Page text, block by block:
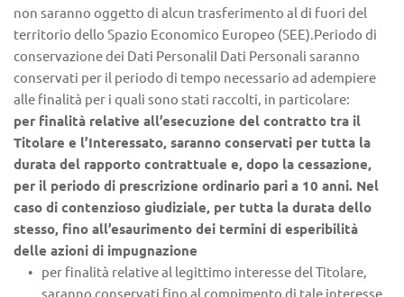
non saranno oggetto di alcun trasferimento al di fuori del
territorio dello Spazio Economico Europeo (SEE).Periodo di
conservazione dei Dati PersonaliI Dati Personali saranno
conservati per il periodo di tempo necessario ad adempiere
alle finalità per i quali sono stati raccolti, in particolare:
per finalità relative all’esecuzione del contratto tra il
Titolare e l’Interessato, saranno conservati per tutta la
durata del rapporto contrattuale e, dopo la cessazione,
per il periodo di prescrizione ordinario pari a 10 anni. Nel
caso di contenzioso giudiziale, per tutta la durata dello
stesso, fino all’esaurimento dei termini di esperibilità
delle azioni di impugnazione
per finalità relative al legittimo interesse del Titolare,
saranno conservati fino al compimento di tale interesse